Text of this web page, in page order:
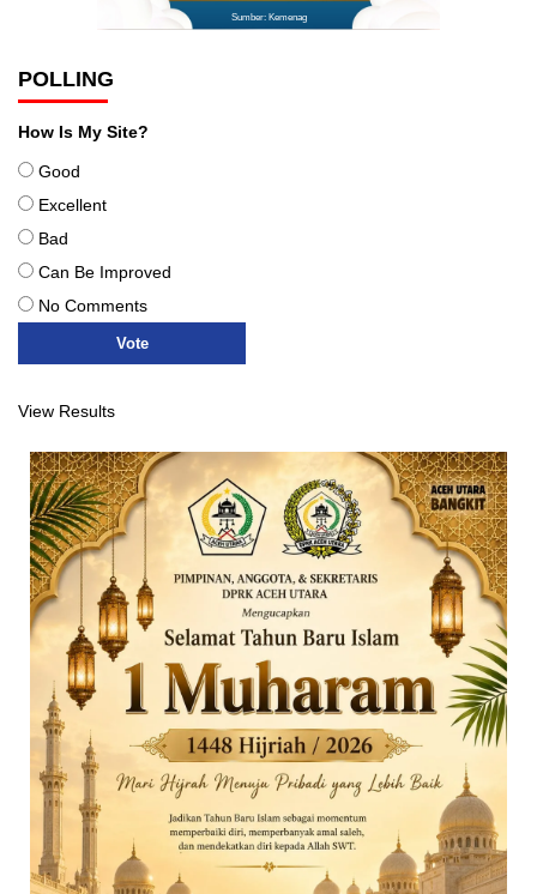
Sumber: Kemenag
POLLING
How Is My Site?
Good
Excellent
Bad
Can Be Improved
No Comments
View Results